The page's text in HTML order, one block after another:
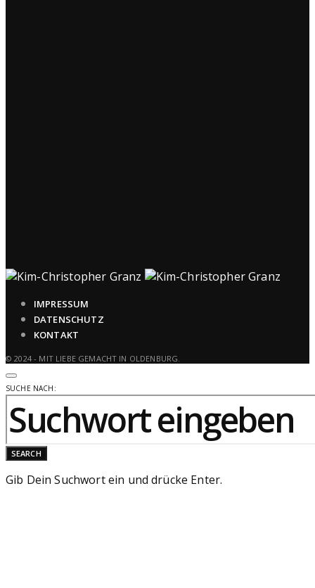
IMPRESSUM
DATENSCHUTZ
KONTAKT
© 2024 - MIT LIEBE GEMACHT IN OLDENBURG.
SUCHE NACH:
SEARCH
Gib Dein Suchwort ein und drücke Enter.